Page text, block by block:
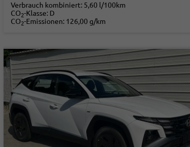
Verbrauch kombiniert: 5,60 l/100km
CO2-Klasse: D
CO2-Emissionen: 126,00 g/km